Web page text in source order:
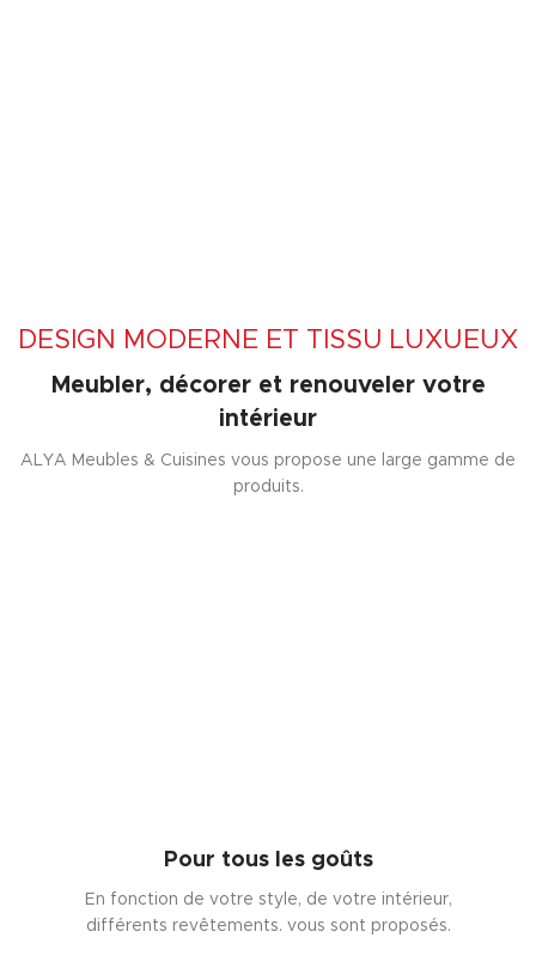
DESIGN MODERNE ET TISSU LUXUEUX
Meubler, décorer et renouveler votre
intérieur
ALYA Meubles & Cuisines vous propose une large gamme de
produits.
Pour tous les goûts
En fonction de votre style, de votre intérieur,
différents revêtements. vous sont proposés.